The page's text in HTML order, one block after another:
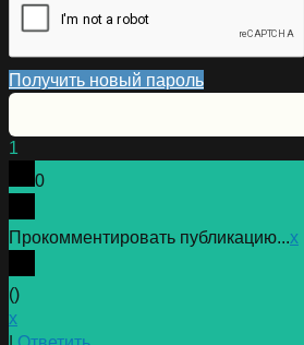
Получить новый пароль
1
0
Прокомментировать публикацию...x
()
x